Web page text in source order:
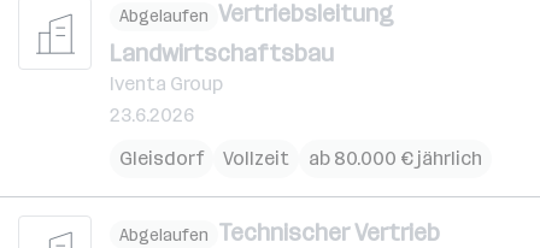
Abgelaufen Vertriebsleitung
Landwirtschaftsbau
Iventa Group
23.6.2026
Gleisdorf
Vollzeit ab 80.000 € jährlich
Abgelaufen Technischer Vertrieb